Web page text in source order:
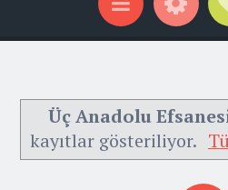
Menu
Üç Anadolu
kayıtlar gösteriliyor.